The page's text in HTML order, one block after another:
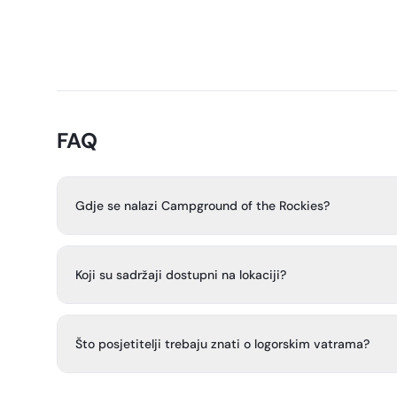
FAQ
Gdje se nalazi Campground of the Rockies?
Koji su sadržaji dostupni na lokaciji?
tenis/pickleball, igralište, bejzbolsko igralište, potkove,
Što posjetitelji trebaju znati o logorskim vatrama?